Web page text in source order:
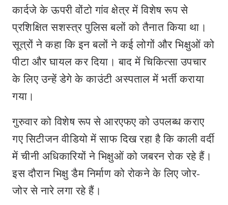
कार्दजे के ऊपरी वोंटो गांव क्षेत्र में विशेष रूप से
प्रशिक्षित सशस्त्र पुलिस बलों को तैनात किया था।
सूत्रों ने कहा कि इन बलों ने कई लोगों और भिक्षुओं को
पीटा और घायल कर दिया। बाद में चिकित्सा उपचार
के लिए उन्हें डेगे के काउंटी अस्पताल में भर्ती कराया
गया।
गुरुवार को विशेष रूप से आरएफए को उपलब्ध कराए
गए सिटीजन वीडियो में साफ दिख रहा है कि काली वर्दी
में चीनी अधिकारियों ने भिक्षुओं को जबरन रोक रहे हैं।
इस दौरान भिक्षु डैम निर्माण को रोकने के लिए जोर-
जोर से नारे लगा रहे हैं।